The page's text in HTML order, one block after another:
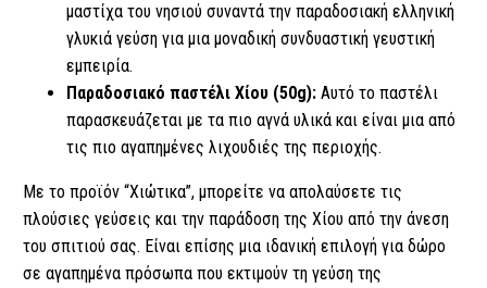
μαστίχα του νησιού συναντά την παραδοσιακή ελληνική
γλυκιά γεύση για μια μοναδική συνδυαστική γευστική
εμπειρία.
Παραδοσιακό παστέλι Χίου (50g): Αυτό το παστέλι
παρασκευάζεται με τα πιο αγνά υλικά και είναι μια από
τις πιο αγαπημένες λιχουδιές της περιοχής.
Με το προϊόν “Χιώτικα”, μπορείτε να απολαύσετε τις
πλούσιες γεύσεις και την παράδοση της Χίου από την άνεση
του σπιτιού σας. Είναι επίσης μια ιδανική επιλογή για δώρο
σε αγαπημένα πρόσωπα που εκτιμούν τη γεύση της